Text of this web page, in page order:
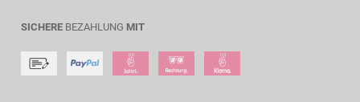
SICHERE BEZAHLUNG MIT